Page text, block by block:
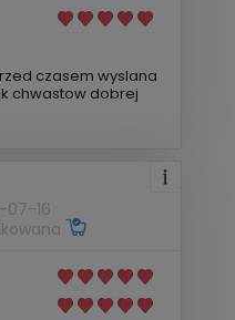
czasem wyslana
chwastow dobrej
07-16